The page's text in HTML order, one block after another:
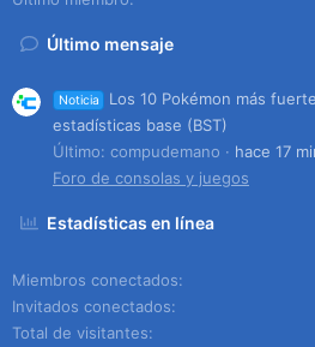
Último mensaje
Noticia
Los 10 Pokémon más
estadísticas base (BST)
Último: compudemano
hace 17
Foro de consolas y juegos
Estadísticas en línea
Miembros conectados
Invitados conectados
Total de visitantes